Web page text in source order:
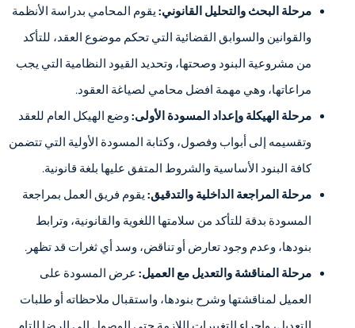
مرحلة البحث والتحليل القانوني: يقوم المحامي بدراسة الأنظمة
والقوانين والسوابق القضائية التي تحكم موضوع العقد، للتأكد
من مشروعية البنود وصحتها، وتحديد القيود النظامية التي يجب
مراعاتها، وهي مهمة افضل محامي لصياغة العقود.
مرحلة الهيكلة وإعداد المسودة الأولى: وضع الهيكل العام للعقد
وتقسيمه إلى أبواب وفصول، وكتابة المسودة الأولية التي تتضمن
كافة البنود الأساسية والشروط المتفق عليها بلغة قانونية.
مرحلة المراجعة الداخلية والتدقيق: يقوم فريق العمل بمراجعة
المسودة بدقة للتأكد من سلامتها اللغوية والقانونية، وترابط
بنودها، وعدم وجود تعارض أو تناقض، وسد أي ثغرات قد تظهر.
مرحلة المناقشة والتعديل مع العميل: عرض المسودة على
العميل لمناقشتها وشرح بنودها، واستقبال ملاحظاته أو طلبات